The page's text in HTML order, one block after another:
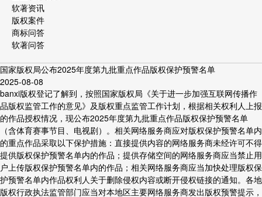
软著资讯
版权案件
商标问答
软著问答
国家版权局公布2025年度第九批重点作品版权保护预警名单
2025-08-08
banxi版权登记了解到，按照国家版权局《关于进一步加强互联网传播作
品版权监管工作的意见》及版权重点监管工作计划，根据相关权利人上报
的作品授权情况，现公布2025年度第九批重点作品版权保护预警名单
（含体育赛事节目、电视剧）。相关网络服务商应对版权保护预警名单内
的重点作品采取以下保护措施：直接提供内容的网络服务商未经许可不得
提供版权保护预警名单内的作品；提供存储空间的网络服务商应当禁止用
户上传版权保护预警名单内的作品；相关网络服务商应当加快处理版权保
护预警名单内作品权利人关于删除侵权内容或断开侵权链接的通知。各地
版权行政执法监管部门应当对本地区主要网络服务商发出版权预警提示，